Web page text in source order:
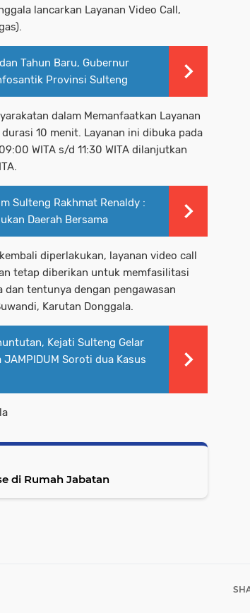
lancarkan Layanan Video Call,
Tahun Baru, Gubernur
Provinsi Sulteng
dalam Memanfaatkan Layanan
10 menit. Layanan ini dibuka pada
WITA s/d 11:30 WITA dilanjutkan
Sulteng Rakhmat Renaldy :
Daerah Bersama
diperlakukan, layanan video call
tetap diberikan untuk memfasilitasi
dan tentunya dengan pengawasan
Karutan Donggala.
Kejati Sulteng Gelar
Soroti dua Kasus
di Rumah Jabatan